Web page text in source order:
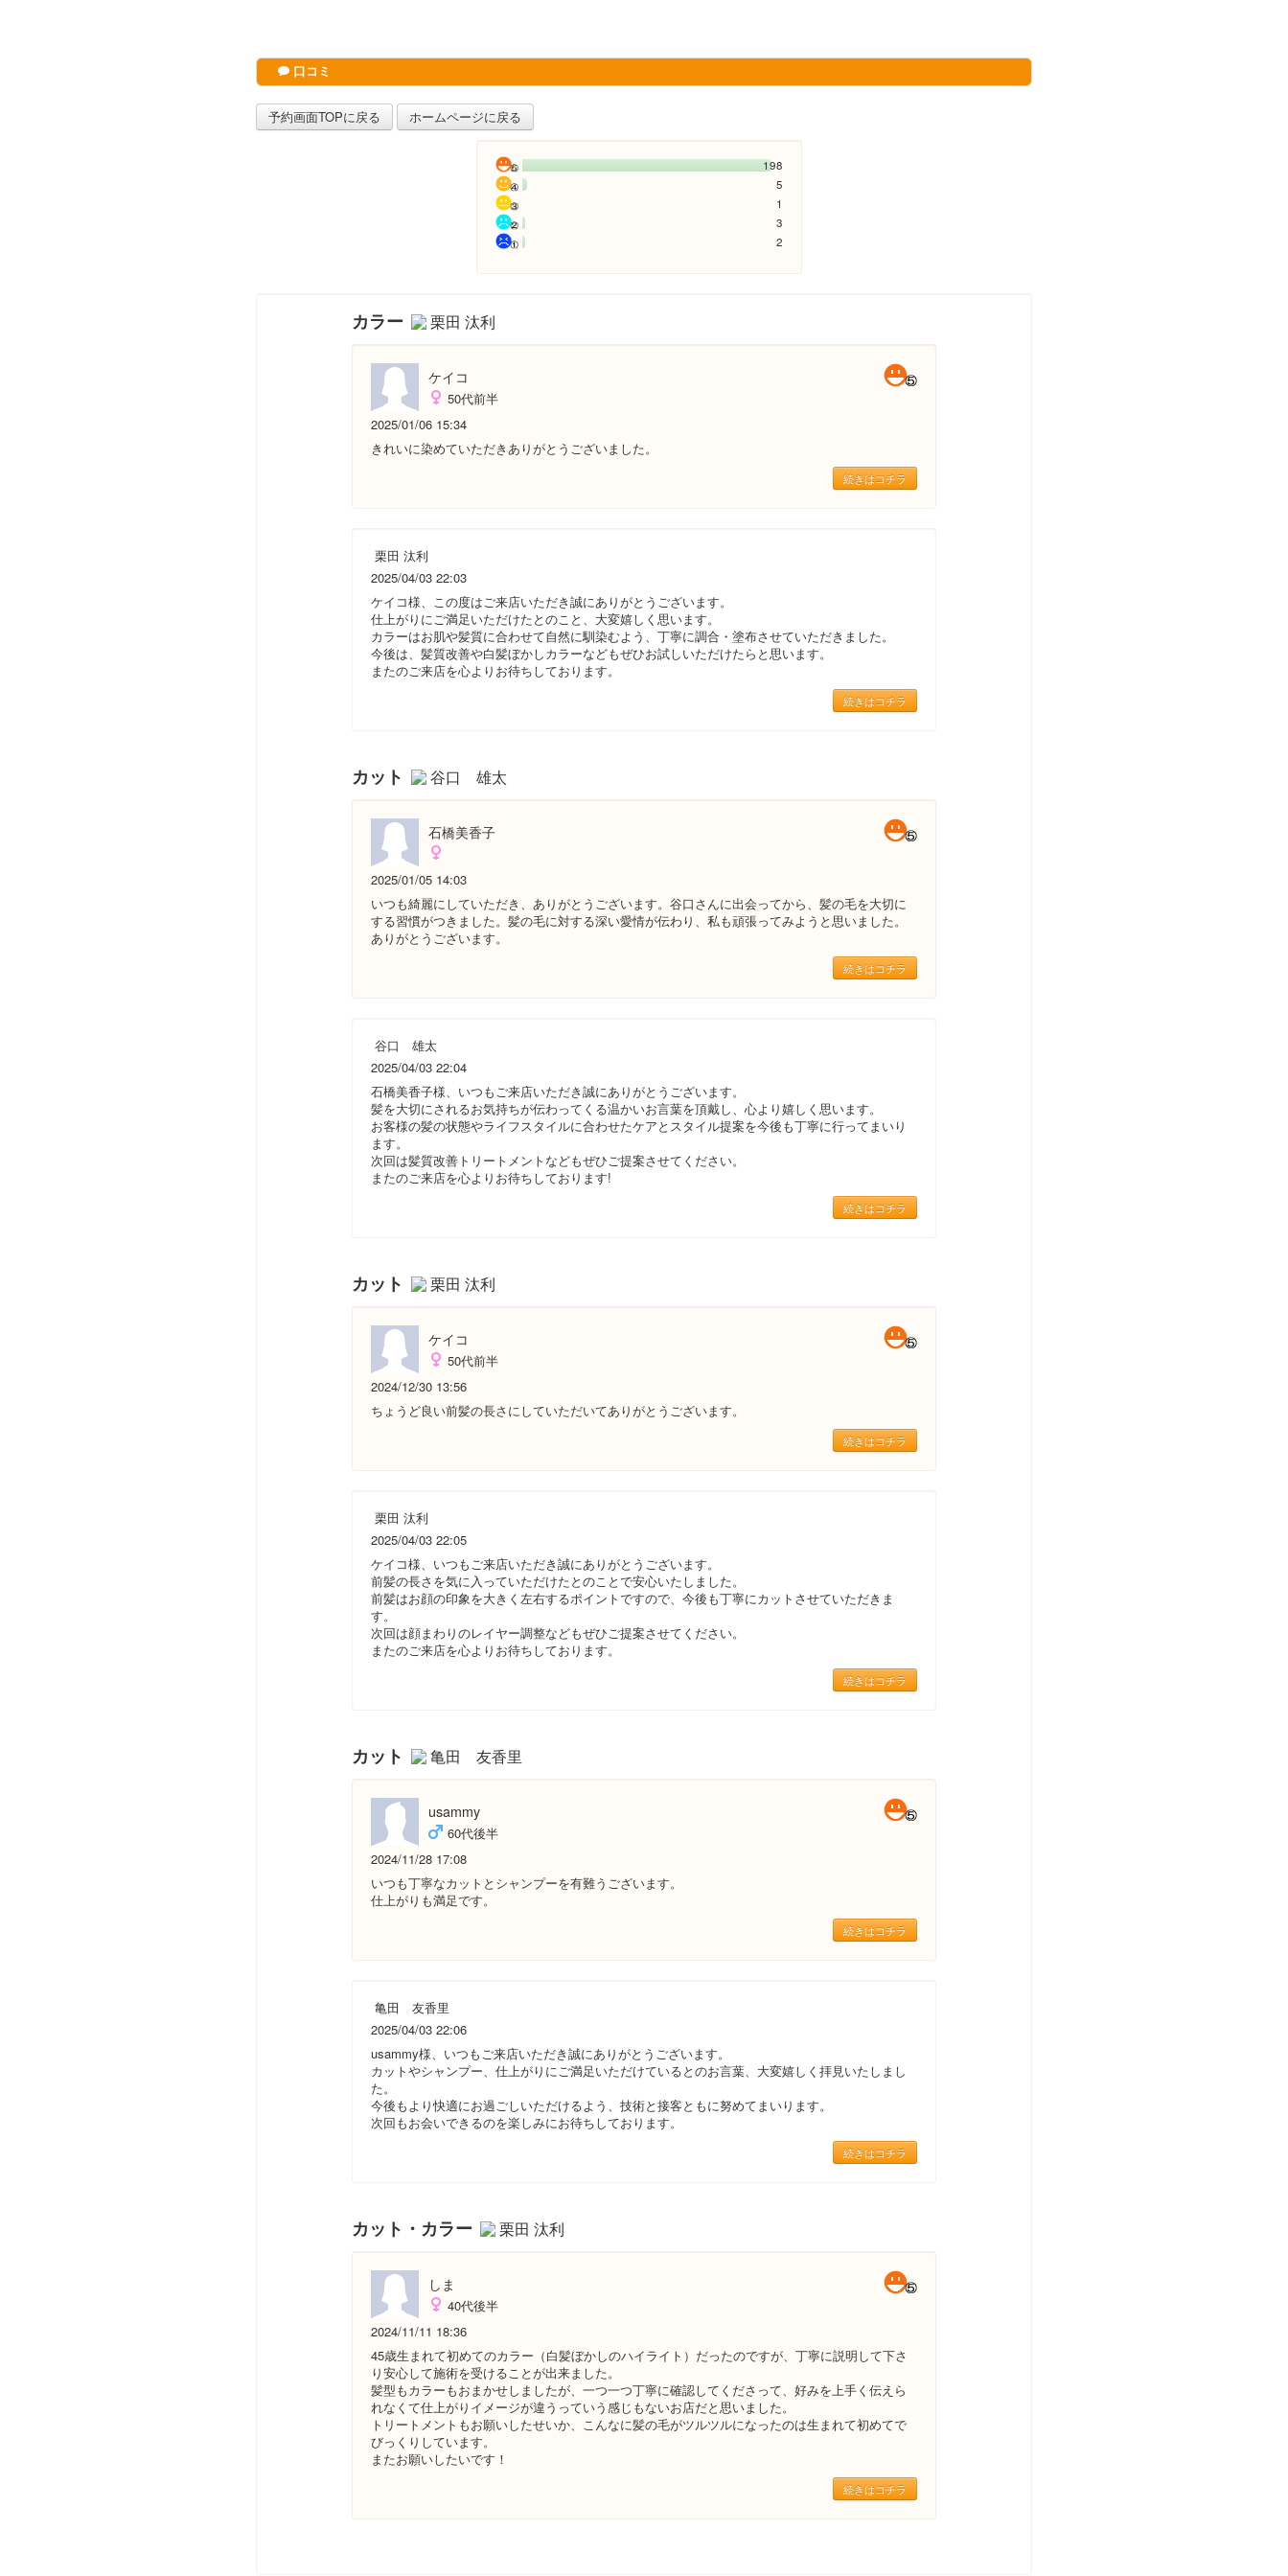
口コミ
予約画面TOPに戻る ホームページに戻る
198
5
1
3
2
カラー 栗田 汰利
ケイコ
50代前半
2025/01/06 15:34
きれいに染めていただきありがとうございました。
続きはコチラ
栗田 汰利
2025/04/03 22:03
ケイコ様、この度はご来店いただき誠にありがとうございます。
仕上がりにご満足いただけたとのこと、大変嬉しく思います。
カラーはお肌や髪質に合わせて自然に馴染むよう、丁寧に調合・塗布させていただきました。
今後は、髪質改善や白髪ぼかしカラーなどもぜひお試しいただけたらと思います。
またのご来店を心よりお待ちしております。
続きはコチラ
カット 谷口 雄太
石橋美香子
2025/01/05 14:03
いつも綺麗にしていただき、ありがとうございます。谷口さんに出会ってから、髪の毛を大切に
する習慣がつきました。髪の毛に対する深い愛情が伝わり、私も頑張ってみようと思いました。
ありがとうございます。
続きはコチラ
谷口 雄太
2025/04/03 22:04
石橋美香子様、いつもご来店いただき誠にありがとうございます。
髪を大切にされるお気持ちが伝わってくる温かいお言葉を頂戴し、心より嬉しく思います。
お客様の髪の状態やライフスタイルに合わせたケアとスタイル提案を今後も丁寧に行ってまいり
ます。
次回は髪質改善トリートメントなどもぜひご提案させてください。
またのご来店を心よりお待ちしております!
続きはコチラ
カット 栗田 汰利
ケイコ
50代前半
2024/12/30 13:56
ちょうど良い前髪の長さにしていただいてありがとうございます。
続きはコチラ
栗田 汰利
2025/04/03 22:05
ケイコ様、いつもご来店いただき誠にありがとうございます。
前髪の長さを気に入っていただけたとのことで安心いたしました。
前髪はお顔の印象を大きく左右するポイントですので、今後も丁寧にカットさせていただきま
す。
次回は顔まわりのレイヤー調整などもぜひご提案させてください。
またのご来店を心よりお待ちしております。
続きはコチラ
カット 亀田 友香里
usammy
60代後半
2024/11/28 17:08
いつも丁寧なカットとシャンプーを有難うございます。
仕上がりも満足です。
続きはコチラ
亀田 友香里
2025/04/03 22:06
usammy様、いつもご来店いただき誠にありがとうございます。
カットやシャンプー、仕上がりにご満足いただけているとのお言葉、大変嬉しく拝見いたしまし
た。
今後もより快適にお過ごしいただけるよう、技術と接客ともに努めてまいります。
次回もお会いできるのを楽しみにお待ちしております。
続きはコチラ
カット・カラー 栗田 汰利
しま
40代後半
2024/11/11 18:36
45歳生まれて初めてのカラー（白髪ぼかしのハイライト）だったのですが、丁寧に説明して下さ
り安心して施術を受けることが出来ました。
髪型もカラーもおまかせしましたが、一つ一つ丁寧に確認してくださって、好みを上手く伝えら
れなくて仕上がりイメージが違うっていう感じもないお店だと思いました。
トリートメントもお願いしたせいか、こんなに髪の毛がツルツルになったのは生まれて初めてで
びっくりしています。
またお願いしたいです！
続きはコチラ